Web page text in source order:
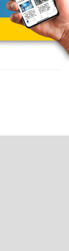
用の開発環境提供
自動車のビ